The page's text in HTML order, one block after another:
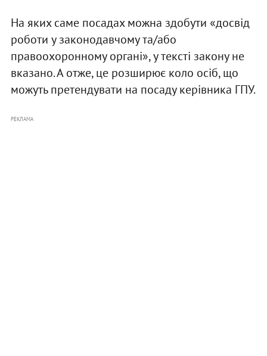
На яких саме посадах можна здобути «досвід
роботи у законодавчому та/або
правоохоронному органі», у тексті закону не
вказано. А отже, це розширює коло осіб, що
можуть претендувати на посаду керівника ГПУ.
РЕКЛАМА